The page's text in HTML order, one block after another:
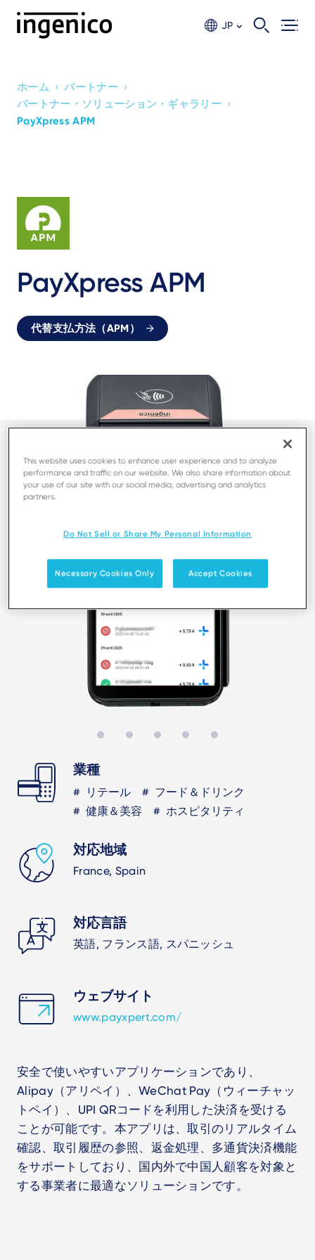
JP
Breadcrumb
ホーム › パートナー ›
パートナー・ソリューション・ギャラリー ›
PayXpress APM
PayXpress APM
代替支払方法（APM）
業種
リテール
フード＆ドリンク
健康＆美容
ホスピタリティ
対応地域
France, Spain
対応言語
英語, フランス語, スパニッシュ
ウェブサイト
www.payxpert.com/
安全で使いやすいアプリケーションであり、
Alipay（アリペイ）、WeChat Pay（ウィーチャッ
トペイ）、UPI QRコードを利用した決済を受ける
ことが可能です。本アプリは、取引のリアルタイム
確認、取引履歴の参照、返金処理、多通貨決済機能
をサポートしており、国内外で中国人顧客を対象と
する事業者に最適なソリューションです。
This website uses cookies to enhance user experience and to analyze
performance and traffic on our website. We also share information about
your use of our site with our social media, advertising and analytics
partners.
Do Not Sell or Share My Personal Information
Necessary Cookies Only Accept Cookies